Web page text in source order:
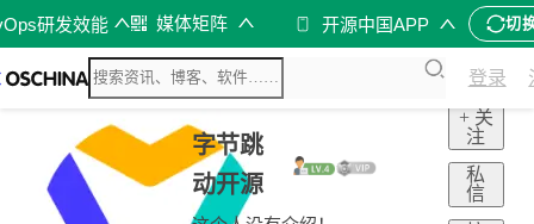
研发效能 媒体矩阵 开源中国APP 切
登录
字节跳
动开源
+ 关
注
私
信